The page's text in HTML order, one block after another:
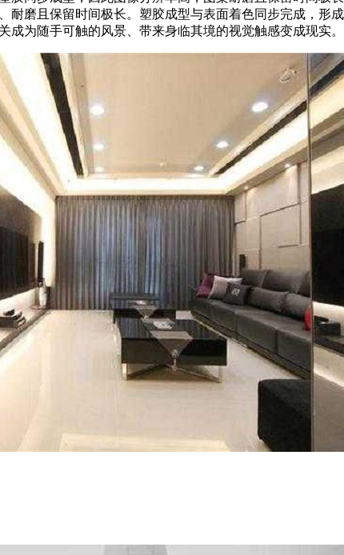
磨且保留时间极长。塑胶成型与表面着色同步完成，形
为随手可触的风景、带来身临其境的视觉触感变成现实。